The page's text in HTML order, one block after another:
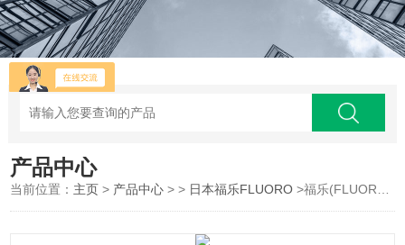
产品中心
当前位置： 主页 > 产品中心 > > 日本福乐FLUORO >福乐(FLUORO) 抗静电真空吸笔 C003-X-97-CP